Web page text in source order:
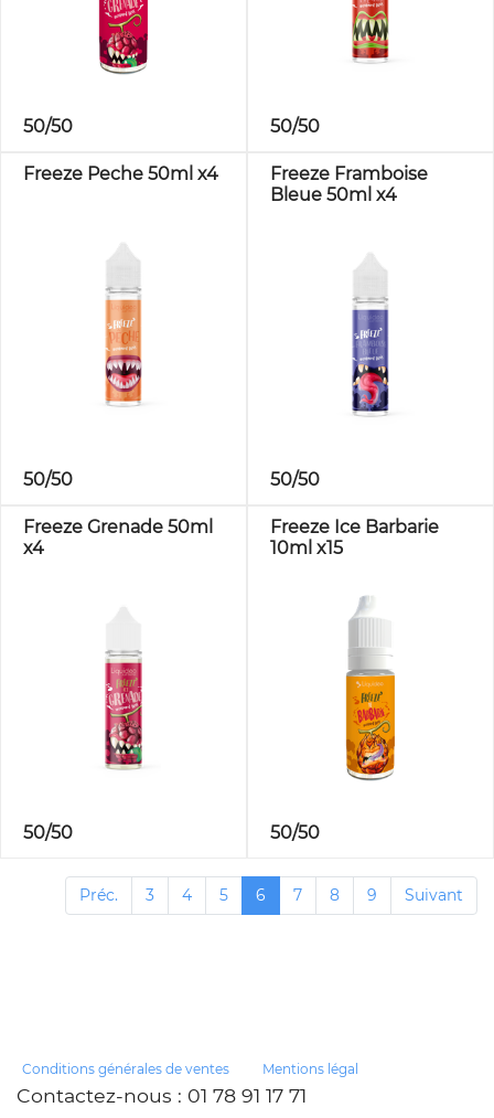
50/50 50/50
Freeze Peche 50ml x4
50/50
Freeze Framboise
Bleue 50ml x4
50/50
Freeze Grenade 50ml
x4
50/50
Freeze Ice Barbarie
10ml x15
50/50
Préc. 3 4 5 6 7 8 9 Suivant
Conditions générales de ventes Mentions légal
Contactez-nous : 01 78 91 17 71